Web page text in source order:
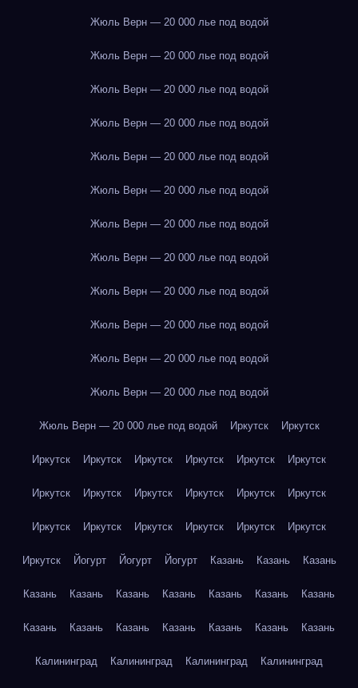
Жюль Верн — 20 000 лье под водой
Жюль Верн — 20 000 лье под водой
Жюль Верн — 20 000 лье под водой
Жюль Верн — 20 000 лье под водой
Жюль Верн — 20 000 лье под водой
Жюль Верн — 20 000 лье под водой
Жюль Верн — 20 000 лье под водой
Жюль Верн — 20 000 лье под водой
Жюль Верн — 20 000 лье под водой
Жюль Верн — 20 000 лье под водой
Жюль Верн — 20 000 лье под водой
Жюль Верн — 20 000 лье под водой
Жюль Верн — 20 000 лье под водой Иркутск Иркутск
Иркутск Иркутск Иркутск Иркутск Иркутск Иркутск
Иркутск Иркутск Иркутск Иркутск Иркутск Иркутск
Иркутск Иркутск Иркутск Иркутск Иркутск Иркутск
Иркутск Йогурт Йогурт Йогурт Казань Казань Казань
Казань Казань Казань Казань Казань Казань Казань
Казань Казань Казань Казань Казань Казань Казань
Калининград Калининград Калининград Калининград